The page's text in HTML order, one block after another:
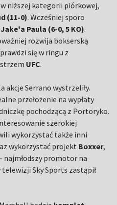
niższej kategorii piórkowej,
(11-0). Wcześniej sporo
Jake'a Paula (6-0, 5 KO).
rozwija bokserską
się w ringu z
UFC.
akcje Serrano wystrzeliły.
przełożenie na wypłaty
pochodzącą z Portoryko.
szerokiej
wykorzystać także inni
wykorzystać projekt Boxxer,
najmłodszy promotor na
Sky Sports zastąpił